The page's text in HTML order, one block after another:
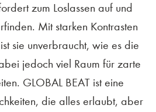
zum Loslassen auf und
Mit starken Kontrasten
sie unverbraucht, wie es die
jedoch viel Raum für zarte
GLOBAL BEAT ist eine
die alles erlaubt, aber